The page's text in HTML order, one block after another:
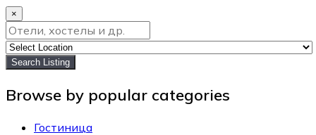
×
Search Listing
Browse by popular categories
Гостиница